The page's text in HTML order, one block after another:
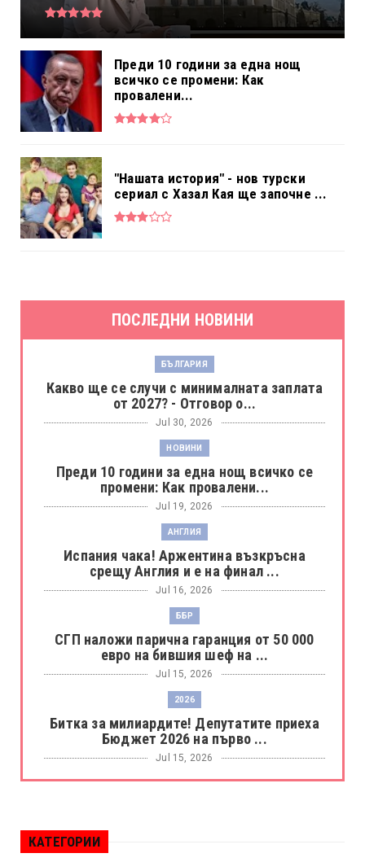
Преди 10 години за една нощ
всичко се промени: Как
провалени...
"Нашата история" - нов турски
сериал с Хазал Кая ще започне ...
ПОСЛЕДНИ НОВИНИ
БЪЛГАРИЯ
Какво ще се случи с минималната заплата
от 2027? - Отговор о...
Jul 30, 2026
НОВИНИ
Преди 10 години за една нощ всичко се
промени: Как провалени...
Jul 19, 2026
АНГЛИЯ
Испания чака! Аржентина възкръсна
срещу Англия и е на финал ...
Jul 16, 2026
ББР
СГП наложи парична гаранция от 50 000
евро на бившия шеф на ...
Jul 15, 2026
2026
Битка за милиардите! Депутатите приеха
Бюджет 2026 на първо ...
Jul 15, 2026
БОРАЦ
КАТЕГОРИИ